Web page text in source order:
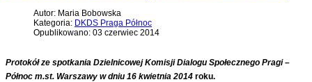
Autor: Maria Bobowska
Kategoria: DKDS Praga Północ
Opublikowano: 03 czerwiec 2014
Protokół ze spotkania Dzielnicowej Komisji Dialogu Społecznego Pragi –
Północ m.st. Warszawy w dniu 16 kwietnia 2014 roku.